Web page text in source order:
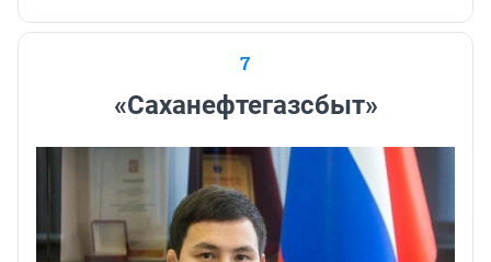
7
«Саханефтегазсбыт»